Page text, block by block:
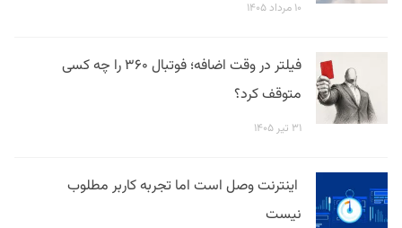
۱۰ مرداد ۱۴۰۵
فیلتر در وقت اضافه؛ فوتبال ۳۶۰ را چه کسی
متوقف کرد؟
۳۱ تیر ۱۴۰۵
اینترنت وصل است اما تجربه کاربر مطلوب
نیست